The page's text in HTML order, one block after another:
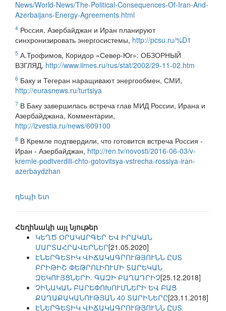
News/World-News/The-Political-Consequences-Of-Iran-And-
Azerbaijans-Energy-Agreements.html
4 Россия, Азербайджан и Иран планируют
синхронизировать энергосистемы, http://pcsu.ru/%D1
5 А.Трофимов, Коридор «Север-Юг»: ОБЗОРНЫЙ
ВЗГЛЯД, http://www.iimes.ru/rus/stat/2002/29-11-02.htm
6 Баку и Тегеран наращивают энергообмен, СМИ,
http://eurasnews.ru/turtsiya
7 В Баку завершилась встреча глав МИД России, Ирана и
Азербайджана, Комментарии,
http://izvestia.ru/news/609100
8 В Кремле подтвердили, что готовится встреча Россия -
Иран - Азербайджан, http://ren.tv/novosti/2016-06-03/v-
kremle-podtverdili-chto-gotovitsya-vstrecha-rossiya-iran-
azerbaydzhan
դեպի ետ
Հեղինակի այլ նյութեր
ԿԵՂԾ ՕՐԱԿԱՐԳԵՐ ԵՎ ԻՐԱԿԱՆ
ՄԱՐՏԱՀՐԱՎԵՐՆԵՐ[21.05.2020]
ԷՆԵՐԳԵՏԻԿ ՎԻՃԱԿԱԳՐՈՒԹՅՈՒՆՆ ԸՍՏ
ԲՐԻԹԻՇ ՓԵԹՐՈԼԻՈՒՄԻ ՏԱՐԵԿԱՆ
ԶԵԿՈՒՅՑՆԵՐԻ. ԳԱԶԻ ԲԱՂԱԴՐԻՉ[25.12.2018]
ՉԻՆԱԿԱՆ ԲԱՐԵՓՈԽՈՒՄՆԵՐԻ ԵՎ ԲԱՑ
ՔԱՂԱՔԱԿԱՆՈՒԹՅԱՆ 40 ՏԱՐԻՆԵՐԸ[23.11.2018]
ԷՆԵՐԳԵՏԻԿ ՎԻՃԱԿԱԳՐՈՒԹՅՈՒՆՆ ԸՍՏ